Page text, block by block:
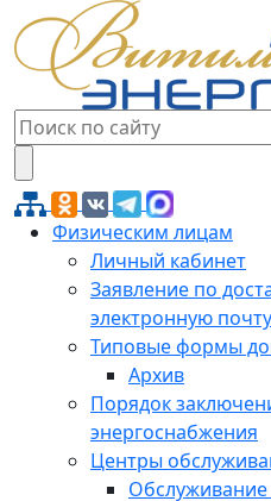
Физическим лицам
Личный кабинет
Заявление по
электронную почту
Типовые формы
Архив
Порядок
энергоснабжения
Центры